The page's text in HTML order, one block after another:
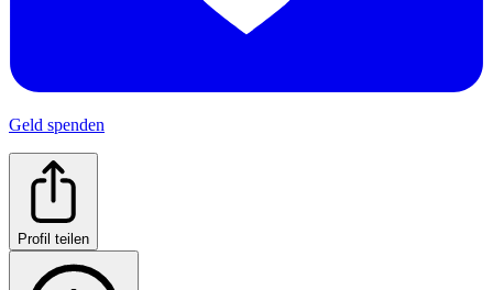
Geld spenden
Profil teilen